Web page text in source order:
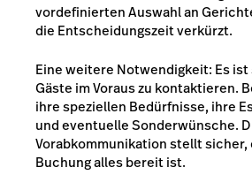
vordefinierten Auswahl an
die Entscheidungszeit verkürzt.
Eine weitere Notwendigkeit: Es
Gäste im Voraus zu kontaktieren.
ihre speziellen Bedürfnisse, ihre
und eventuelle Sonderwünsche.
Vorabkommunikation stellt sicher,
Buchung alles bereit ist.